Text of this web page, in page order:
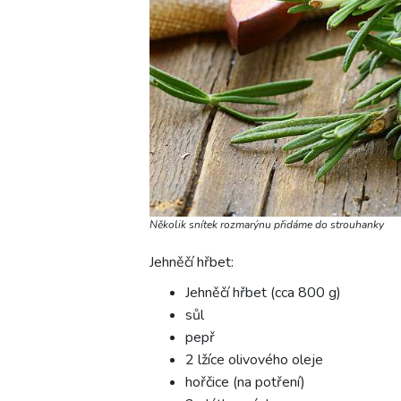
Několik snítek rozmarýnu přidáme do strouhanky
Jehněčí hřbet:
Jehněčí hřbet (cca 800 g)
sůl
pepř
2 lžíce olivového oleje
hořčice (na potření)